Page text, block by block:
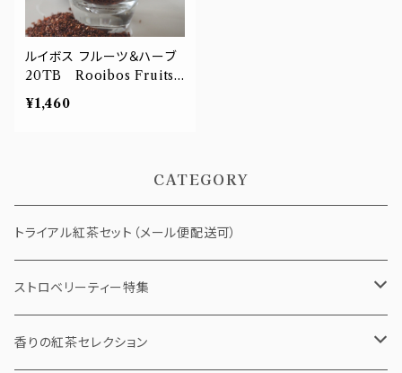
ルイボス フルーツ＆ハーブ
20TB Rooibos Fruits
& Herb
¥1,460
CATEGORY
トライアル紅茶セット（メール便配送可）
ストロベリーティー特集
ストロベリーショコラ
香りの紅茶セレクション